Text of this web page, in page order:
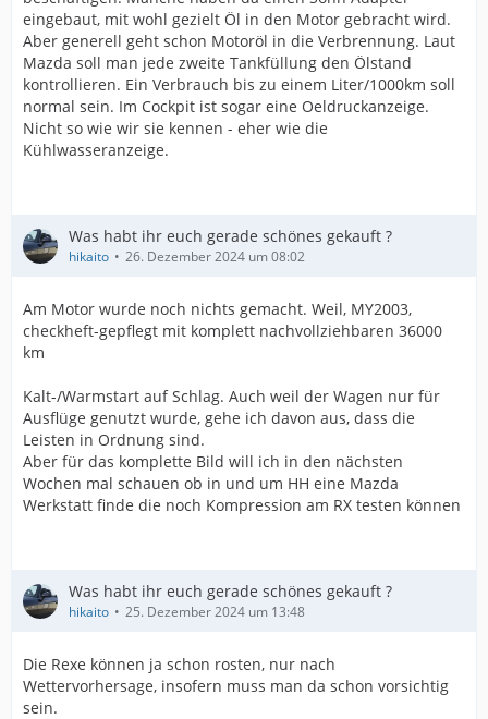
eingebaut, mit wohl gezielt Öl in den Motor gebracht wird.
Aber generell geht schon Motoröl in die Verbrennung. Laut
Mazda soll man jede zweite Tankfüllung den Ölstand
kontrollieren. Ein Verbrauch bis zu einem Liter/1000km soll
normal sein. Im Cockpit ist sogar eine Oeldruckanzeige.
Nicht so wie wir sie kennen - eher wie die
Kühlwasseranzeige.
Was habt ihr euch gerade schönes gekauft ?
hikaito 26. Dezember 2024 um 08:02
Am Motor wurde noch nichts gemacht. Weil, MY2003,
checkheft-gepflegt mit komplett nachvollziehbaren 36000
km
Kalt-/Warmstart auf Schlag. Auch weil der Wagen nur für
Ausflüge genutzt wurde, gehe ich davon aus, dass die
Leisten in Ordnung sind.
Aber für das komplette Bild will ich in den nächsten
Wochen mal schauen ob in und um HH eine Mazda
Werkstatt finde die noch Kompression am RX testen können
Was habt ihr euch gerade schönes gekauft ?
hikaito 25. Dezember 2024 um 13:48
Die Rexe können ja schon rosten, nur nach
Wettervorhersage, insofern muss man da schon vorsichtig
sein.